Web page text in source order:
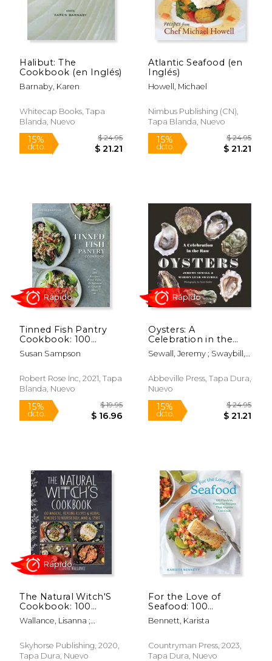
Halibut: The
Cookbook (en Inglés)
Barnaby, Karen
Whitecap Books, Tapa
Blanda, Nuevo
Atlantic Seafood (en
Inglés)
Howell, Michael
Nimbus Publishing (CN),
Tapa Blanda, Nuevo
Tinned Fish Pantry
Cookbook: 100
Recipes From Tuna
and Salmon to Crab
Susan Sampson
Robert Rose Inc, 2021, Tapa
Blanda, Nuevo
Oysters: A
Celebration in the
Raw (en Inglés)
Sewall, Jeremy ; Swaybill,
Abbeville Press, Tapa Dura,
Nuevo
The Natural Witch'S
Cookbook: 100
Magical, Healing
Recipes & Herbal
Body, Mind & Spirit
(en Inglés)
Wallance, Lisanna ;
Skyhorse Publishing, 2020,
Tapa Dura, Nuevo
For the Love of
Seafood: 100
Flawless, Flavorful
Recipes That Anyone
Bennett, Karista
Countryman Press, 2023,
Tapa Dura, Nuevo